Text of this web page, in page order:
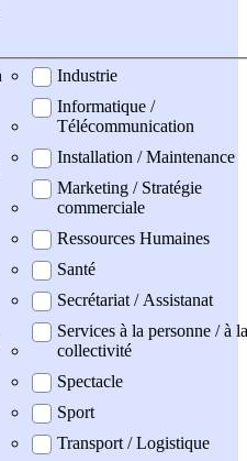
Industrie
Informatique /
Télécommunication
Installation / Maintenance
Marketing / Stratégie
commerciale
Ressources Humaines
Santé
Secrétariat / Assistanat
Services à la personne / à la
collectivité
Spectacle
Sport
Transport / Logistique